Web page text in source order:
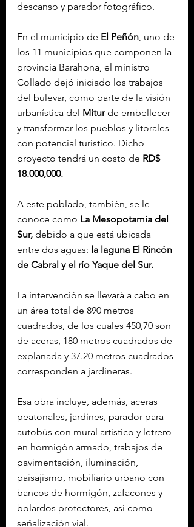
descanso y parador fotográfico.
En el municipio de El Peñón, uno de
los 11 municipios que componen la
provincia Barahona, el ministro
Collado dejó iniciado los trabajos
del bulevar, como parte de la visión
urbanística del Mitur de embellecer
y transformar los pueblos y litorales
con potencial turístico. Dicho
proyecto tendrá un costo de RD$
18.000,000.
A este poblado, también, se le
conoce como La Mesopotamia del
Sur, debido a que está ubicada
entre dos aguas: la laguna El Rincón
de Cabral y el río Yaque del Sur.
La intervención se llevará a cabo en
un área total de 890 metros
cuadrados, de los cuales 450,70 son
de aceras, 180 metros cuadrados de
explanada y 37.20 metros cuadrados
corresponden a jardineras.
Esa obra incluye, además, aceras
peatonales, jardines, parador para
autobús con mural artístico y letrero
en hormigón armado, trabajos de
pavimentación, iluminación,
paisajismo, mobiliario urbano con
bancos de hormigón, zafacones y
bolardos protectores, así como
señalización vial.